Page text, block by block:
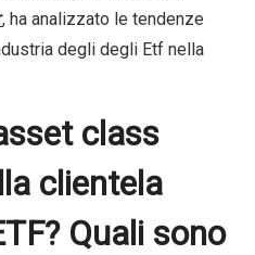
, ha analizzato le tendenze
degli degli Etf nella
class
clientela
Quali sono